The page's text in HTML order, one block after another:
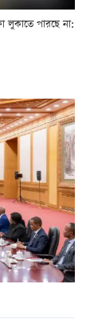
লুকাতে পারছে না: